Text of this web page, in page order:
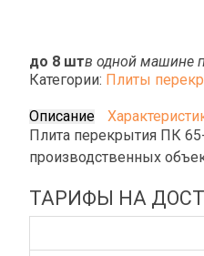
до 8 штв одной машине
Категории: Плиты
Описание
Плита перекрытия ПК
производственных
ТАРИФЫ НА